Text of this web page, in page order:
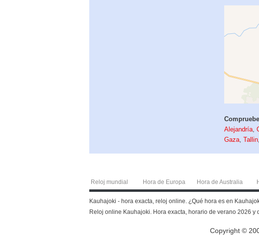
Alejandría,
Gaza,Tallin,
Reloj mundial Hora de Europa Hora de Australia
Kauhajoki - hora exacta, reloj online. ¿Qué hora es en
Reloj online Kauhajoki. Hora exacta, horario de verano 2026
Copyright ©